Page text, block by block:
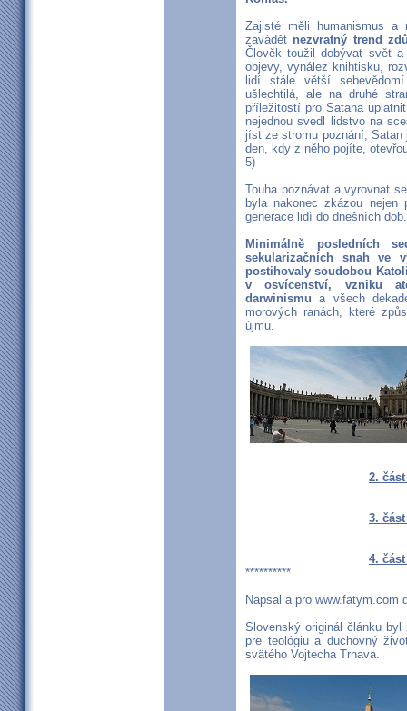
Zajisté měli humanismus a
zavádět nezvratný trend
Člověk toužil dobývat svět
objevy, vynález knihtisku,
lidí stále větší
ušlechtilá, ale na druhé
příležitostí pro Satana
nejednou svedl lidstvo na
jíst ze stromu poznání,
den, kdy z něho pojíte,
5)
Touha poznávat a vyrovnat
byla nakonec zkázou
generace lidí do dnešních dob.
Minimálně posledních
sekularizačních snah ve
postihovaly soudobou
v osvícenství, vzniku
darwinismu a všech
morových ranách, které
újmu.
2.
3.
4.
**********
Napsal a pro
Slovenský originál článku byl
pre teológiu a duchovný
svätého Vojtecha Trnava.